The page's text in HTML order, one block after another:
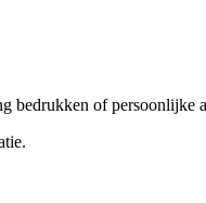
bedrukken of persoonlijke